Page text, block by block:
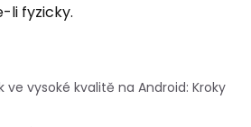
li fyzicky.
ve vysoké kvalitě na Android: Kroky